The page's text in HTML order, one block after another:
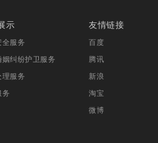
示
全服务
姻纠纷护卫服务
理服务
务
友情链接
百度
腾讯
新浪
淘宝
微博